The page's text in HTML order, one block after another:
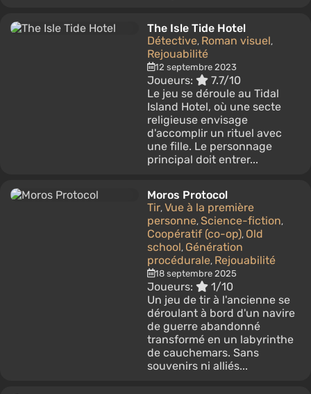
The Isle Tide Hotel
Détective, Roman visuel,
Rejouabilité
12 septembre 2023
Joueurs:
7.7/10
Le jeu se déroule au Tidal
Island Hotel, où une secte
religieuse envisage
d'accomplir un rituel avec
une fille. Le personnage
principal doit entrer...
Moros Protocol
Tir, Vue à la première
personne, Science-fiction,
Coopératif (co-op), Old
school, Génération
procédurale, Rejouabilité
18 septembre 2025
Joueurs:
1/10
Un jeu de tir à l'ancienne se
déroulant à bord d'un navire
de guerre abandonné
transformé en un labyrinthe
de cauchemars. Sans
souvenirs ni alliés...